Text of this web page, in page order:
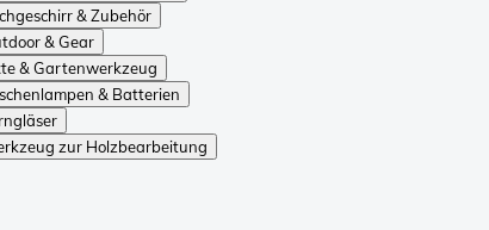
& Zubehör
& Gear
& Gartenwerkzeug
& Batterien
zur Holzbearbeitung